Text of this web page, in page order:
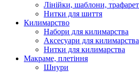
Лінійки, шаблони,
Нитки для шиття
Килимарство
Набори для килимарства
Аксесуари для килимарства
Нитки для килимарства
Макраме, плетіння
Шнури